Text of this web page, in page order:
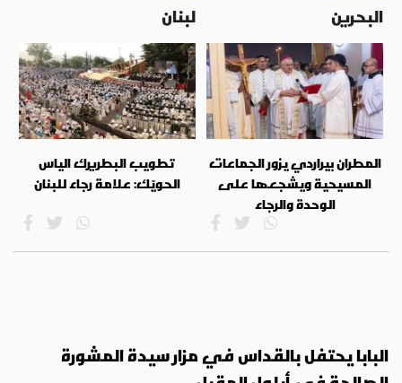
البحرين
المطران بيراردي يزور الجماعات
المسيحية ويشجعها على
الوحدة والرجاء
لبنان
تطويب البطريرك الياس
الحويّك: علامة رجاء للبنان
البابا يحتفل بالقداس في مزار سيدة المشورة